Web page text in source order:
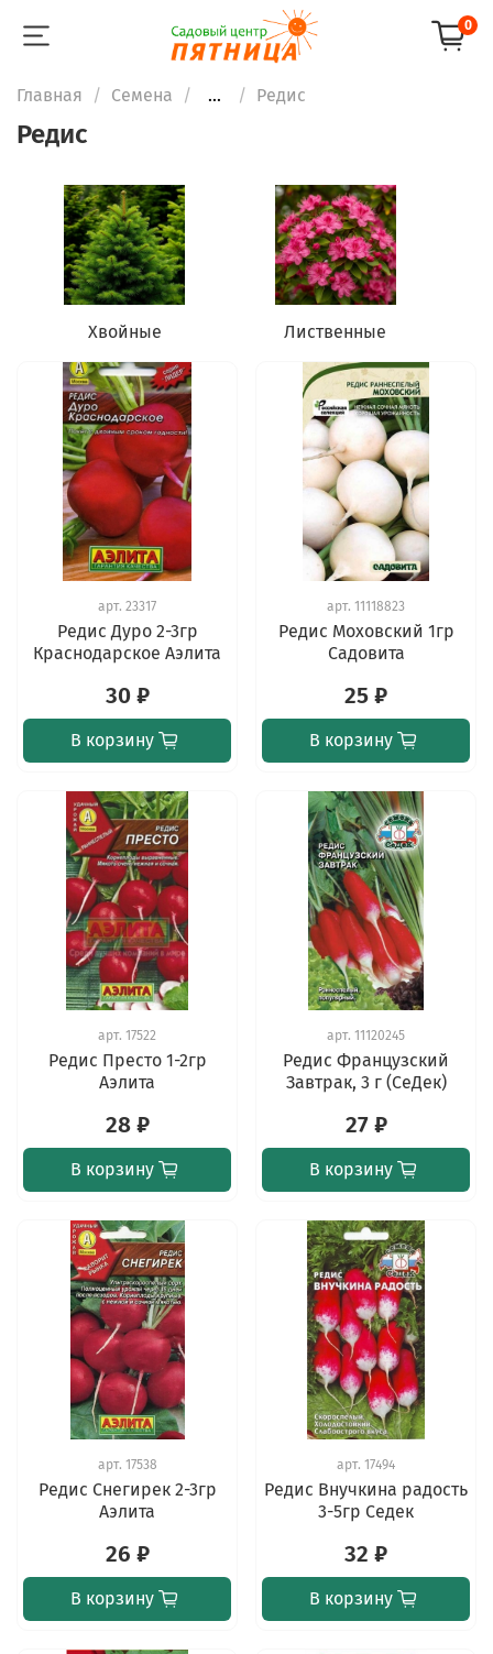
0
Главная Семена ... Редис
Редис
Хвойные Лиственные
арт. 23317
Редис Дуро 2-3гр
Краснодарское Аэлита
30 ₽
В корзину
арт. 11118823
Редис Моховский 1гр
Садовита
25 ₽
В корзину
арт. 17522
Редис Престо 1-2гр
Аэлита
28 ₽
В корзину
арт. 11120245
Редис Французский
Завтрак, 3 г (СеДек)
27 ₽
В корзину
арт. 17538
Редис Снегирек 2-3гр
Аэлита
26 ₽
В корзину
арт. 17494
Редис Внучкина радость
3-5гр Седек
32 ₽
В корзину